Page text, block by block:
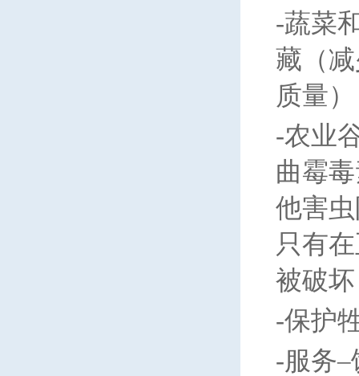
-蔬菜
藏（
质量
-农业
曲霉
他害
只有
被破
-保护
-服务